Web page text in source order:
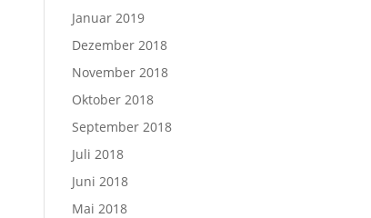
Januar 2019
Dezember 2018
November 2018
Oktober 2018
September 2018
Juli 2018
Juni 2018
Mai 2018